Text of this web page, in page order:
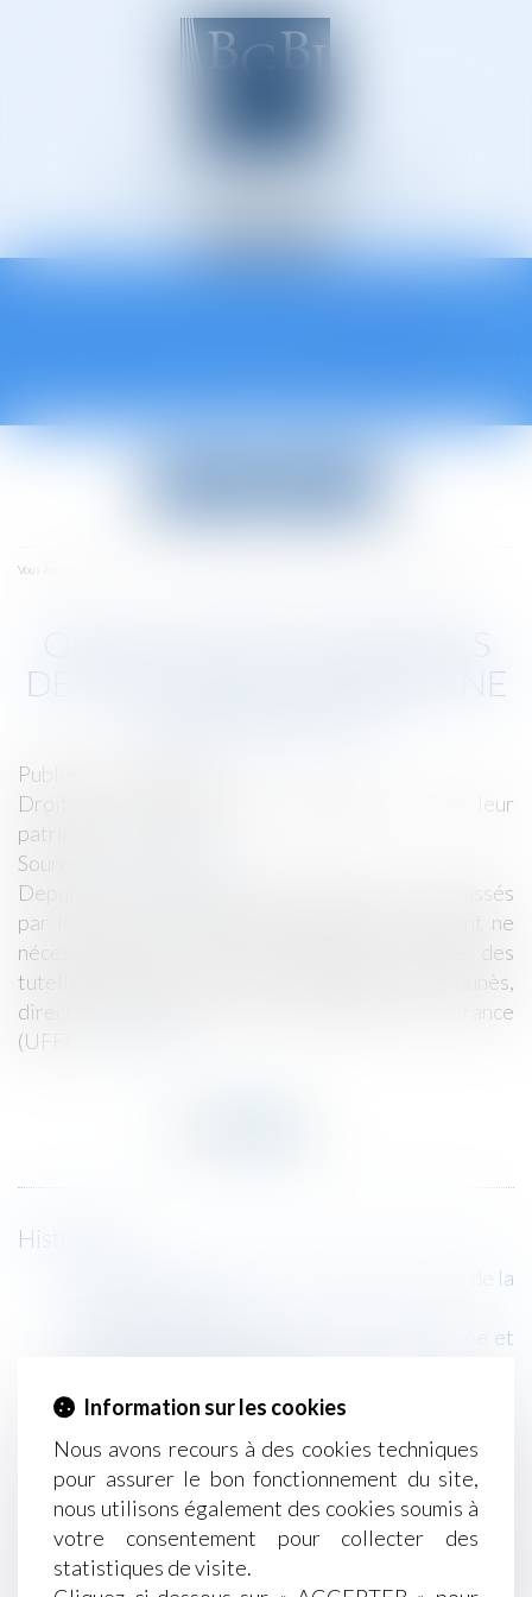
Avocats à Épinal
Vous êtes ici :
QUELLES SONT LES RÈGLES
DE GESTION DU PATRIMOINE
Publié le :
Droit de la famille, des personnes et de leur
patrimoine
Source :
Depuis le 1er janvier 2016, de nombreux actes passés
par le parent administrateur légal de son enfant ne
nécessitent plus l’accord préalable du juge des
tutelles, explique, dans cette chronique, Paul Younès,
directeur général de l’Union financière de France
(UFF)...
Historique
Harcèlement au travail : le délicat problème de la
(Jur) Délégation d’autorité parentale croisée et
Non-paiement des factures : les pénalités de
retard sont dues de plein droit
Rupture conventionnelle : la fin du délai de
rétractation s’apprécie à la date d’envoi de la
lettre - Éditions Francis Lefebvre
Quelles sont les règles de gestion du patrimoine
des mineurs ?
Information sur les cookies
Nous avons recours à des cookies techniques
pour assurer le bon fonctionnement du site,
nous utilisons également des cookies soumis à
votre consentement pour collecter des
statistiques de visite.